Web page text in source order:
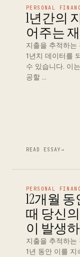
PERSONAL
1년간의
어주는
지출을 추적하는
1년치 데이터를
수 있습니다. 이
공할 …
READ ESSAY→
PERSONAL
12개월
때 당신
이 발생
지출을 추적하는
1년 동안 이를 지